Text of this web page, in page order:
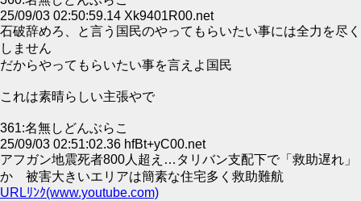
25/09/03 02:50:59.14 Xk9401R00.net
石破辞めろ、と言う国民のやってもらいたい事には全力を尽く
しません
だからやってもらいたい事を言えよ国民
これは素晴らしい主張やで
361:名無しどんぶらこ
25/09/03 02:51:02.36 hfBt+yC00.net
アフガン地震死者800人超え…タリバン支配下で「救助遅れ」
か 被害大きいエリアは簡素な住宅多く救助難航
URLﾘﾝｸ(www.youtube.com)